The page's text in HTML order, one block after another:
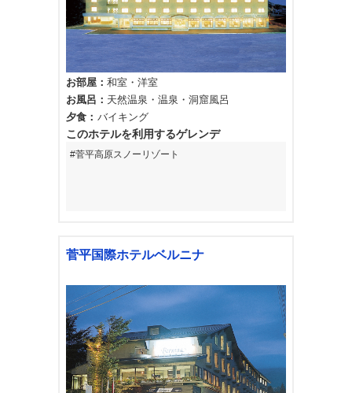
お部屋 和室
洋室
お風呂
天然温泉 温泉
洞窟風呂
夕食
バイキング
このホテルを利用するゲレンデ
菅平高原スノーリゾート
菅平国際ホテルベルニナ